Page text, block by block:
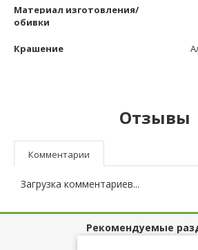
Материал изготовления/
обивки
Крашение
Отзывы
Комментарии
Загрузка комментариев...
Рекомендуемые